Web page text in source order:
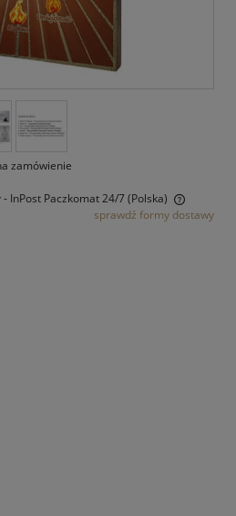
zamówienie
- InPost Paczkomat 24/7(Polska)
kosztów płatnościsprawdź formy dostawy